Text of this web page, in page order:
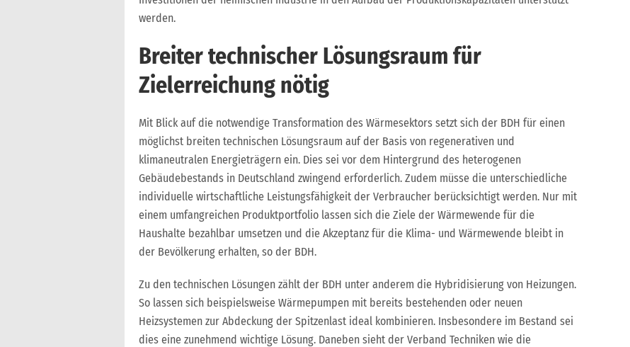
werden.
Breiter technischer Lösungsraum für
Zielerreichung nötig
Mit Blick auf die notwendige Transformation des Wärmesektors setzt sich der BDH für einen
möglichst breiten technischen Lösungsraum auf der Basis von regenerativen und
klimaneutralen Energieträgern ein. Dies sei vor dem Hintergrund des heterogenen
Gebäudebestands in Deutschland zwingend erforderlich. Zudem müsse die unterschiedliche
individuelle wirtschaftliche Leistungsfähigkeit der Verbraucher berücksichtigt werden. Nur mit
einem umfangreichen Produktportfolio lassen sich die Ziele der Wärmewende für die
Haushalte bezahlbar umsetzen und die Akzeptanz für die Klima- und Wärmewende bleibt in
der Bevölkerung erhalten, so der BDH.
Zu den technischen Lösungen zählt der BDH unter anderem die Hybridisierung von Heizungen.
So lassen sich beispielsweise Wärmepumpen mit bereits bestehenden oder neuen
Heizsystemen zur Abdeckung der Spitzenlast ideal kombinieren. Insbesondere im Bestand sei
dies eine zunehmend wichtige Lösung. Daneben sieht der Verband Techniken wie die